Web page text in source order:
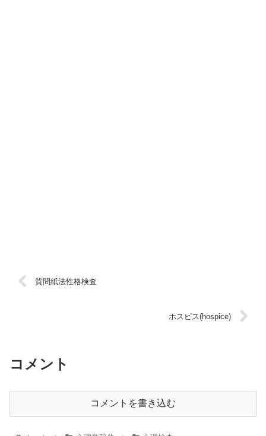
質問紙法性格検査
ホスピス(hospice)
コメント
コメントを書き込む